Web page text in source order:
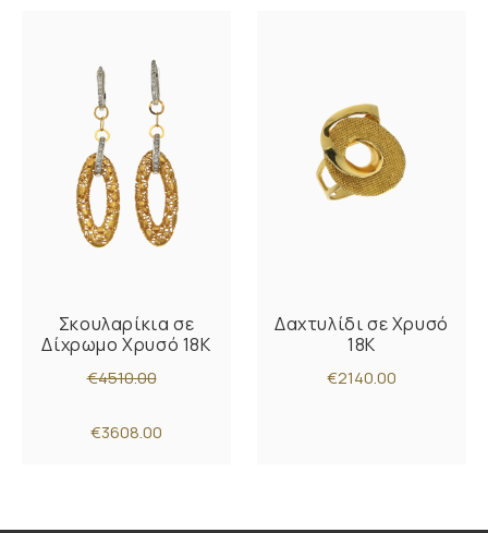
Σκουλαρίκια σε
Δίχρωμο Χρυσό 18K
€4510.00
€3608.00
Δαχτυλίδι σε Χρυσό
18K
€2140.00